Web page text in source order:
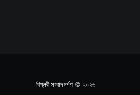
বিপ্লবী সংবাদ দর্পণ© ২০২৬